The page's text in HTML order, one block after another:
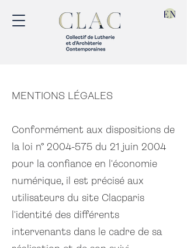
EN
MENTIONS LÉGALES
Conformément aux dispositions de
la loi n° 2004-575 du 21 juin 2004
pour la confiance en l'économie
numérique, il est précisé aux
utilisateurs du site Clacparis
l'identité des différents
intervenants dans le cadre de sa